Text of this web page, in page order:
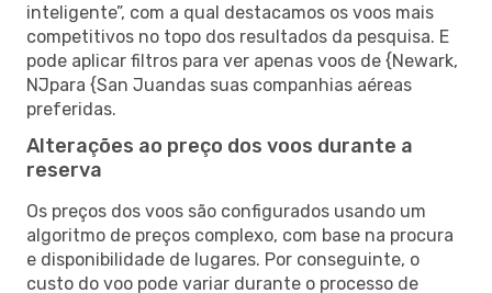
inteligente”, com a qual destacamos os voos mais
competitivos no topo dos resultados da pesquisa. E
pode aplicar filtros para ver apenas voos de {Newark,
NJpara {San Juandas suas companhias aéreas
preferidas.
Alterações ao preço dos voos durante a
reserva
Os preços dos voos são configurados usando um
algoritmo de preços complexo, com base na procura
e disponibilidade de lugares. Por conseguinte, o
custo do voo pode variar durante o processo de